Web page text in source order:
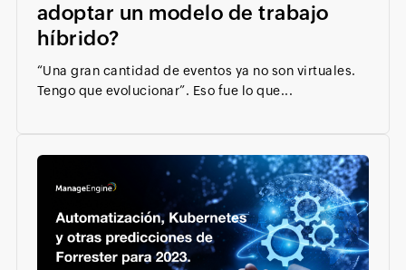
adoptar un modelo de trabajo
híbrido?
“Una gran cantidad de eventos ya no son virtuales.
Tengo que evolucionar”. Eso fue lo que...